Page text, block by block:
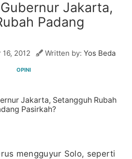
Jakarta,
Padang
2012 Written by: Yos Beda
OPINI
mengguyur Solo, seperti